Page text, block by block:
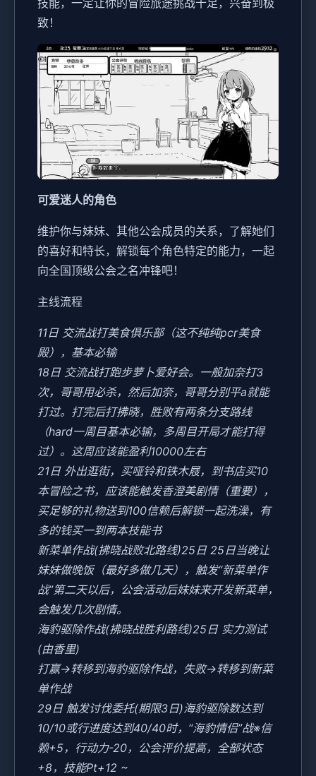
技能，一定让你的冒险旅途挑战十足，兴奋到极
致！
可爱迷人的角色
维护你与妹妹、其他公会成员的关系，了解她们
的喜好和特长，解锁每个角色特定的能力，一起
向全国顶级公会之名冲锋吧！
主线流程
11日 交流战打美食俱乐部（这不纯纯pcr美食
殿），基本必输
18日 交流战打跑步萝卜爱好会。一般加奈打3
次，哥哥用必杀，然后加奈，哥哥分别平a就能
打过。打完后打拂晓，胜败有两条分支路线
（hard一周目基本必输，多周目开局才能打得
过）。这周应该能盈利10000左右
21日 外出逛街，买哑铃和铁木屐，到书店买10
本冒险之书，应该能触发香澄美剧情（重要），
买足够的礼物送到100信赖后解锁一起洗澡，有
多的钱买一到两本技能书
新菜单作战(拂晓战败北路线)25日 25日当晚让
妹妹做晚饭（最好多做几天），触发“新菜单作
战”第二天以后，公会活动后妹妹来开发新菜单，
会触发几次剧情。
海豹驱除作战(拂晓战胜利路线)25日 实力测试
(由香里)
打赢→转移到海豹驱除作战，失败→转移到新菜
单作战
29日 触发讨伐委托(期限3日)海豹驱除数达到
10/10或行进度达到40/40时，“海豹情侣”战※信
赖+5，行动力-20，公会评价提高，全部状态
+8，技能Pt+12 ~